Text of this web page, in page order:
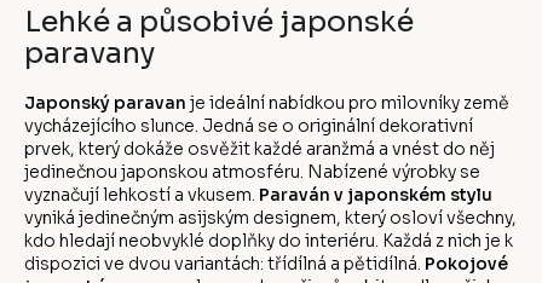
Lehké a působivé japonské
paravany
Japonský paravan je ideální nabídkou pro milovníky země
vycházejícího slunce. Jedná se o originální dekorativní
prvek, který dokáže osvěžit každé aranžmá a vnést do něj
jedinečnou japonskou atmosféru. Nabízené výrobky se
vyznačují lehkostí a vkusem. Paraván v japonském stylu
vyniká jedinečným asijským designem, který osloví všechny,
kdo hledají neobvyklé doplňky do interiéru. Každá z nich je k
dispozici ve dvou variantách: třídílná a pětidílná. Pokojové